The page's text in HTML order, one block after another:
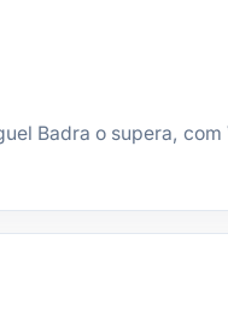
Badra o supera, com